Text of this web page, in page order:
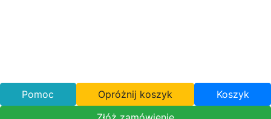
Pomoc Opróżnij koszyk
Koszyk